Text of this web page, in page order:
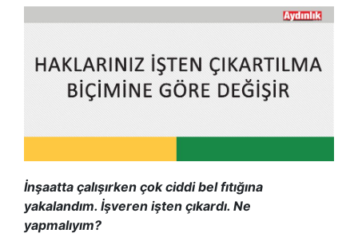
İnşaatta çalışırken çok ciddi bel fıtığına
yakalandım. İşveren işten çıkardı. Ne
yapmalıyım?